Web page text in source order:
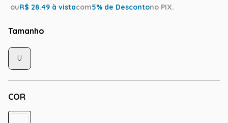
ouR$ 28.49 à vistacom5% de Descontono PIX.
Tamanho
COR
U